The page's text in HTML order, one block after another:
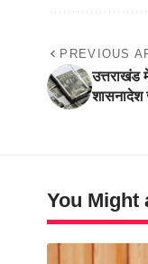
PREVIOUS
उत्तराखंड
शासनादेश
You Might